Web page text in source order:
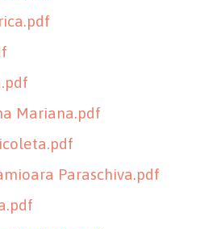
Mariana.pdf
Paraschiva.pdf